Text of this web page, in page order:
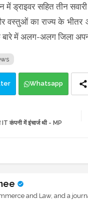
में ड्राइवर सहित तीन
वस्तुओं का राज्य के भीतर
बारे में अलग-अलग जिला
Whatsapp
कंपनी में इंचार्ज थी - MP
and Law, and a